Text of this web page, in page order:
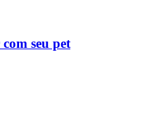
seu pet